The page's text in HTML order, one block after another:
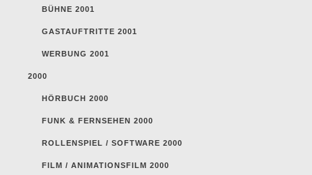
BÜHNE 2001
GASTAUFTRITTE 2001
WERBUNG 2001
2000
HÖRBUCH 2000
FUNK & FERNSEHEN 2000
ROLLENSPIEL / SOFTWARE 2000
FILM / ANIMATIONSFILM 2000